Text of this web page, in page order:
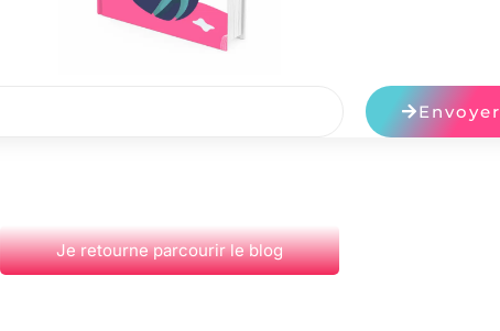
Envoyer
Je retourne parcourir le blog